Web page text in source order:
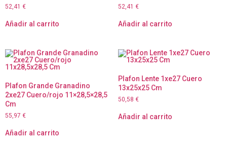
52,41 €
Añadir al carrito
52,41 €
Añadir al carrito
Plafon Grande Granadino
2xe27 Cuero/rojo 11×28,5×28,5
Cm
55,97 €
Añadir al carrito
Plafon Lente 1xe27 Cuero
13x25x25 Cm
50,58 €
Añadir al carrito